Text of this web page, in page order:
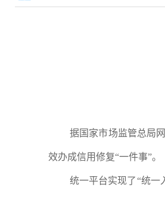
据国家市场监管总局
效办成信用修复“一件事”。
统一平台实现了“统一